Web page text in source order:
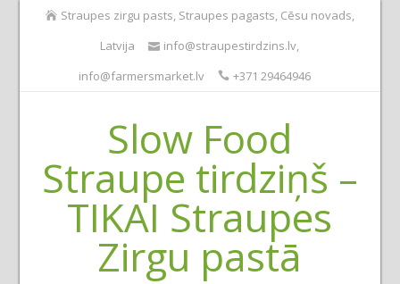
Straupes zirgu pasts, Straupes pagasts, Cēsu novads,
Latvija
info@straupestirdzins.lv,
info@farmersmarket.lv
+371 29464946
Slow Food
Straupe tirdziņš –
TIKAI Straupes
Zirgu pastā